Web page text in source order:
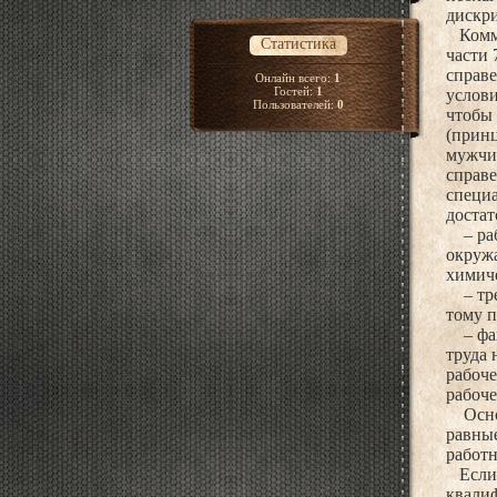
Статистика
Онлайн всего:1
Гостей:1
Пользователей:0
части
чтобы
–
–
тому
–
труда
Если